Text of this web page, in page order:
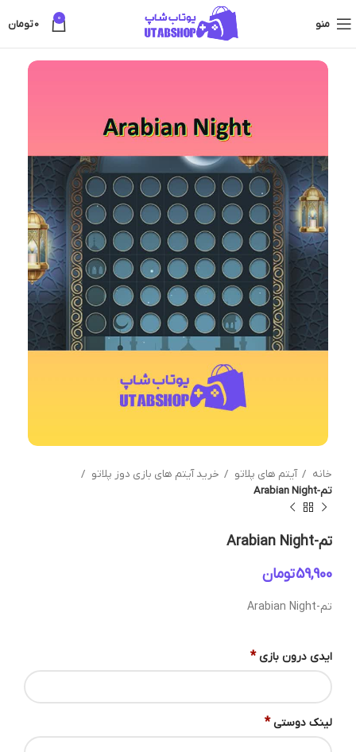
منو 0
0تومان
خانه آیتم های پلاتو
خرید آیتم های بازی دوز پلاتو
تم-Arabian Night
تم-Arabian Night
تومان
تم-Arabian Night
ایدی درون بازی *
لینک دوستی *